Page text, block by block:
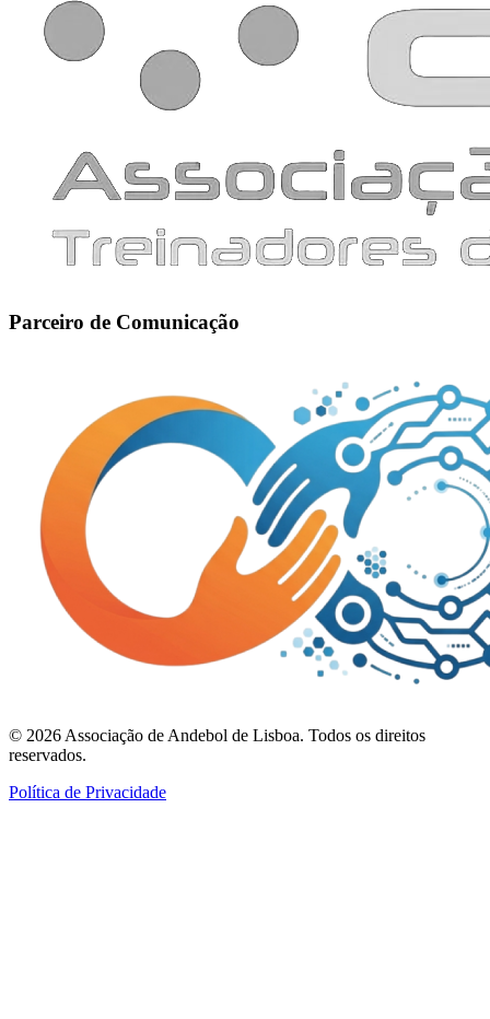
Parceiro de Comunicação
© 2026 Associação de Andebol de Lisboa. Todos os direitos
reservados.
Política de Privacidade